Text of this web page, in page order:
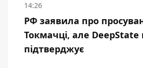
14:26
РФ заявила про
Токмачці, але DeepState
підтверджує